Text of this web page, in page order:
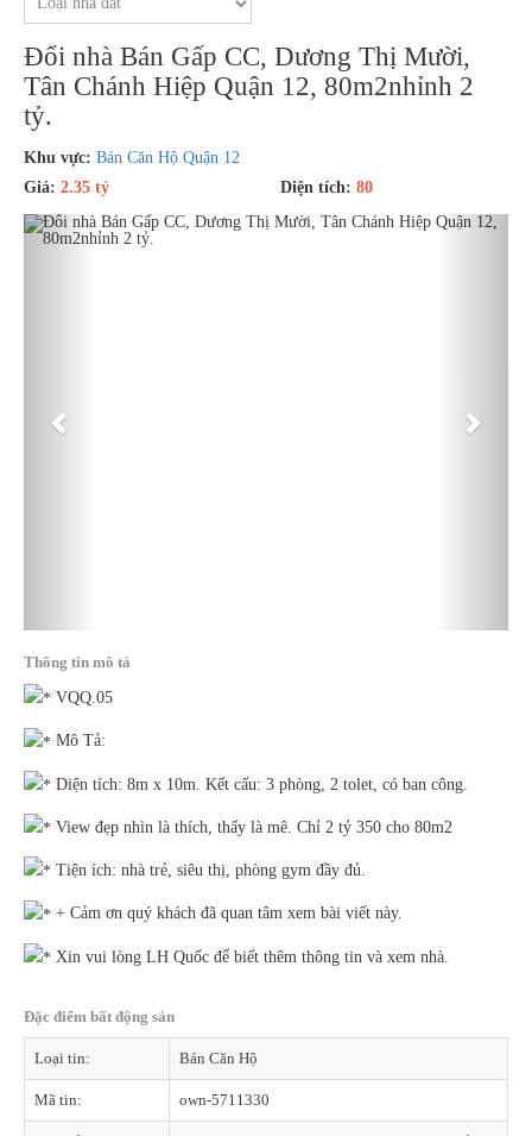
Đổi nhà Bán Gấp CC, Dương Thị Mười,
Tân Chánh Hiệp Quận 12, 80m2nhỉnh 2
tỷ.
Khu vực: Bán Căn Hộ Quận 12
Giá: 2.35 tỷ Diện tích: 80
Previous Next
Thông tin mô tả
VQQ.05
Mô Tả:
Diện tích: 8m x 10m. Kết cấu: 3 phòng, 2 tolet, có ban công.
View đẹp nhìn là thích, thấy là mê. Chỉ 2 tỷ 350 cho 80m2
Tiện ích: nhà trẻ, siêu thị, phòng gym đầy đủ.
+ Cảm ơn quý khách đã quan tâm xem bài viết này.
Xin vui lòng LH Quốc để biết thêm thông tin và xem nhà.
Đặc điểm bất động sản
Loại tin: Bán Căn Hộ
Mã tin: own-5711330